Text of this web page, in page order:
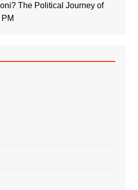
The Political Journey of